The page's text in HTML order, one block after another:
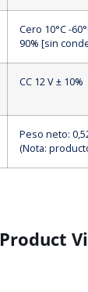
Cero 10°C -
90% [sin
CC 12 V ± 10%
Peso neto:
(Nota:
Product